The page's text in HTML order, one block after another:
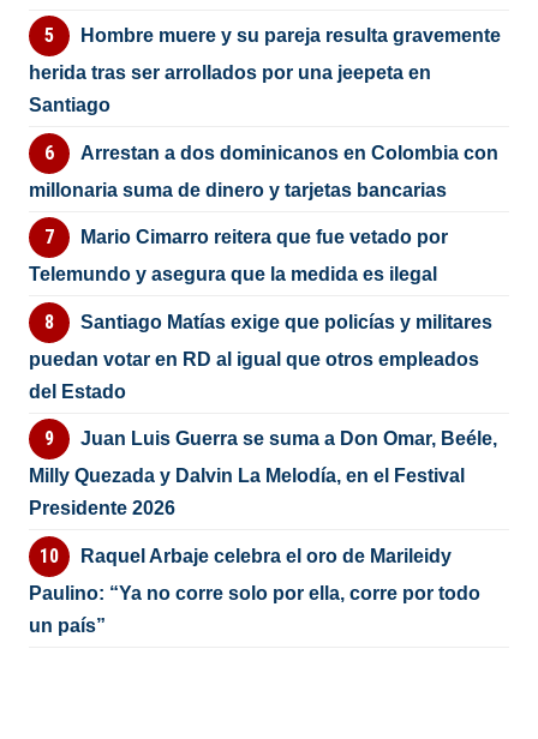
Hombre muere y su pareja resulta gravemente
herida tras ser arrollados por una jeepeta en
Santiago
Arrestan a dos dominicanos en Colombia con
millonaria suma de dinero y tarjetas bancarias
Mario Cimarro reitera que fue vetado por
Telemundo y asegura que la medida es ilegal
Santiago Matías exige que policías y militares
puedan votar en RD al igual que otros empleados
del Estado
Juan Luis Guerra se suma a Don Omar, Beéle,
Milly Quezada y Dalvin La Melodía, en el Festival
Presidente 2026
Raquel Arbaje celebra el oro de Marileidy
Paulino: “Ya no corre solo por ella, corre por todo
un país”